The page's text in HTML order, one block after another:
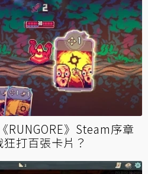
》Steam序章
打百張卡片？